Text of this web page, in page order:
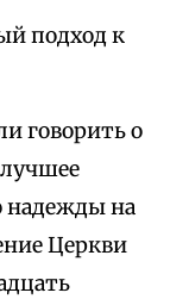
подход к
говорить о
надежды на
Церкви